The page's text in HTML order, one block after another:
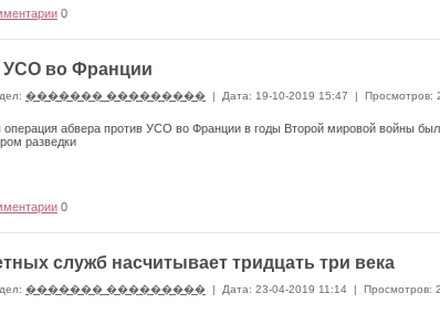
0
УСО во Франции
������� ��������� | Дата: 19-10-2019 15:47 | Просмотров:
абвера против УСО во Франции в годы Второй мировой войны
разведки
0
служб насчитывает тридцать три века
������� ��������� | Дата: 23-04-2019 11:14 | Просмотров: